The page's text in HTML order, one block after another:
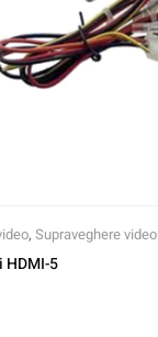
, Supraveghere video
HDMI-5